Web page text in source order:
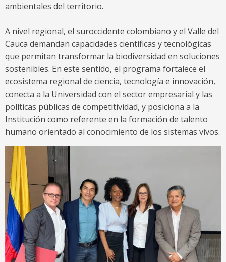
ambientales del territorio.
A nivel regional, el suroccidente colombiano y el Valle del
Cauca demandan capacidades científicas y tecnológicas
que permitan transformar la biodiversidad en soluciones
sostenibles. En este sentido, el programa fortalece el
ecosistema regional de ciencia, tecnología e innovación,
conecta a la Universidad con el sector empresarial y las
políticas públicas de competitividad, y posiciona a la
Institución como referente en la formación de talento
humano orientado al conocimiento de los sistemas vivos.